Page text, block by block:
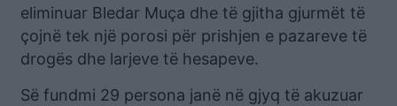
eliminuar Bledar Muça dhe të gjitha gjurmët të
çojnë tek një porosi për prishjen e pazareve të
drogës dhe larjeve të hesapeve.
Së fundmi 29 persona janë në gjyq të akuzuar